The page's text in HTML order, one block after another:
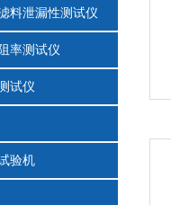
料泄漏性测试仪
率测试仪
试仪
验机